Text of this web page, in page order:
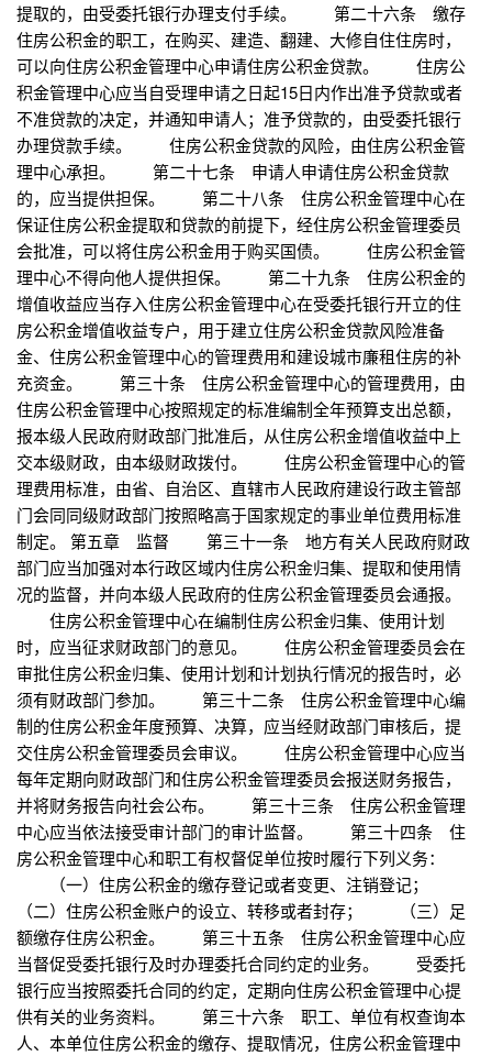
提取的，由受委托银行办理支付手续。 第二十六条 缴存
住房公积金的职工，在购买、建造、翻建、大修自住住房时，
可以向住房公积金管理中心申请住房公积金贷款。 住房公
积金管理中心应当自受理申请之日起15日内作出准予贷款或者
不准贷款的决定，并通知申请人；准予贷款的，由受委托银行
办理贷款手续。 住房公积金贷款的风险，由住房公积金管
理中心承担。 第二十七条 申请人申请住房公积金贷款
的，应当提供担保。 第二十八条 住房公积金管理中心在
保证住房公积金提取和贷款的前提下，经住房公积金管理委员
会批准，可以将住房公积金用于购买国债。 住房公积金管
理中心不得向他人提供担保。 第二十九条 住房公积金的
增值收益应当存入住房公积金管理中心在受委托银行开立的住
房公积金增值收益专户，用于建立住房公积金贷款风险准备
金、住房公积金管理中心的管理费用和建设城市廉租住房的补
充资金。 第三十条 住房公积金管理中心的管理费用，由
住房公积金管理中心按照规定的标准编制全年预算支出总额，
报本级人民政府财政部门批准后，从住房公积金增值收益中上
交本级财政，由本级财政拨付。 住房公积金管理中心的管
理费用标准，由省、自治区、直辖市人民政府建设行政主管部
门会同同级财政部门按照略高于国家规定的事业单位费用标准
制定。 第五章 监督 第三十一条 地方有关人民政府财政
部门应当加强对本行政区域内住房公积金归集、提取和使用情
况的监督，并向本级人民政府的住房公积金管理委员会通报。
住房公积金管理中心在编制住房公积金归集、使用计划
时，应当征求财政部门的意见。 住房公积金管理委员会在
审批住房公积金归集、使用计划和计划执行情况的报告时，必
须有财政部门参加。 第三十二条 住房公积金管理中心编
制的住房公积金年度预算、决算，应当经财政部门审核后，提
交住房公积金管理委员会审议。 住房公积金管理中心应当
每年定期向财政部门和住房公积金管理委员会报送财务报告，
并将财务报告向社会公布。 第三十三条 住房公积金管理
中心应当依法接受审计部门的审计监督。 第三十四条 住
房公积金管理中心和职工有权督促单位按时履行下列义务：
（一）住房公积金的缴存登记或者变更、注销登记；
（二）住房公积金账户的设立、转移或者封存； （三）足
额缴存住房公积金。 第三十五条 住房公积金管理中心应
当督促受委托银行及时办理委托合同约定的业务。 受委托
银行应当按照委托合同的约定，定期向住房公积金管理中心提
供有关的业务资料。 第三十六条 职工、单位有权查询本
人、本单位住房公积金的缴存、提取情况，住房公积金管理中